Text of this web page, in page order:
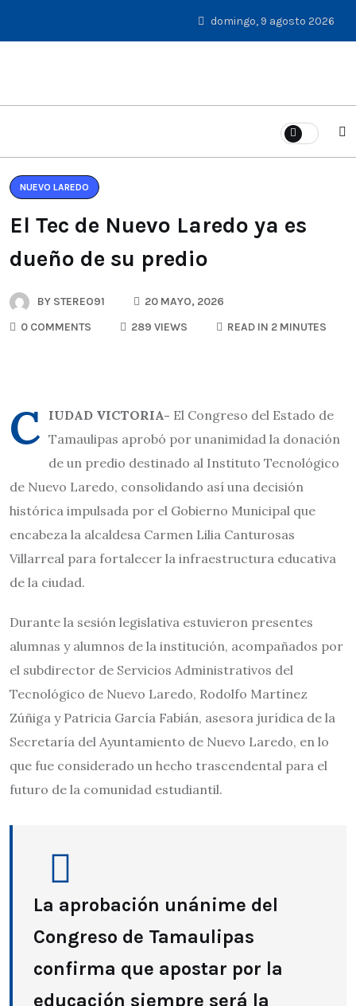
domingo, 9 agosto 2026
NUEVO LAREDO
El Tec de Nuevo Laredo ya es
dueño de su predio
BY STEREO91
20 MAYO, 2026
0 COMMENTS
289 VIEWS READ IN 2 MINUTES
C IUDAD VICTORIA- El Congreso del Estado de
Tamaulipas aprobó por unanimidad la donación
de un predio destinado al Instituto Tecnológico
de Nuevo Laredo, consolidando así una decisión
histórica impulsada por el Gobierno Municipal que
encabeza la alcaldesa Carmen Lilia Canturosas
Villarreal para fortalecer la infraestructura educativa
de la ciudad.
Durante la sesión legislativa estuvieron presentes
alumnas y alumnos de la institución, acompañados por
el subdirector de Servicios Administrativos del
Tecnológico de Nuevo Laredo, Rodolfo Martínez
Zúñiga y Patricia García Fabián, asesora jurídica de la
Secretaría del Ayuntamiento de Nuevo Laredo, en lo
que fue considerado un hecho trascendental para el
futuro de la comunidad estudiantil.
La aprobación unánime del
Congreso de Tamaulipas
confirma que apostar por la
educación siempre será la